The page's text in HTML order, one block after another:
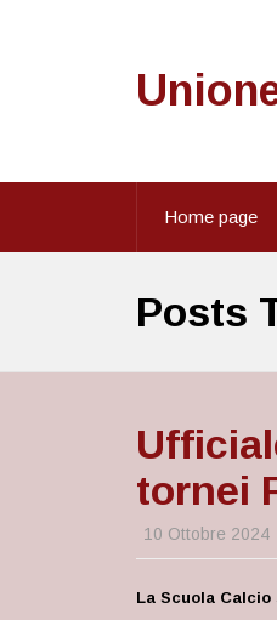
Home page
Posts
tornei
10 Ottobre 2024
La Scuola